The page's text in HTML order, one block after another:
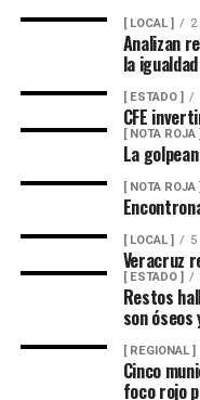
autoridades
Hasta ahora, las
informado la
emisión de sanciones
proceso de
mecanismos legales
mientras el Gobierno
es consolidar una
certeza administrativa
comunidad
Añadió que el sector
determinar el alcance
estrategias que
mercado.
Además del impacto
cuestionó la calidad
durante su traslado
distintos puntos de
de refrigeración,
Explicó que el huevo
bodegas y
como Veracruz, por
[ LOCAL ] 2
Analizan
la
[ ESTADO ]
CFE
[ NOTA ROJA ]
La
[ NOTA ROJA ]
[ LOCAL ] 5
Veracruz
[ ESTADO ]
Restos
son
[ REGIONAL ]
Cinco
foco rojo